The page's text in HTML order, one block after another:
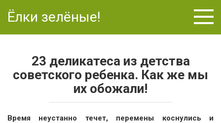
Ёлки зелёные!
23 деликатеса из детства
советского ребенка. Как же мы
их обожали!
Время неустанно течет, перемены коснулись и